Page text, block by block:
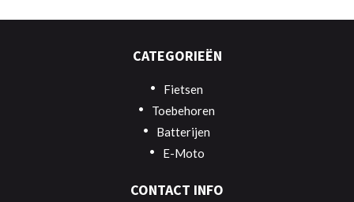
CATEGORIEËN
Fietsen
Toebehoren
Batterijen
E-Moto
CONTACT INFO